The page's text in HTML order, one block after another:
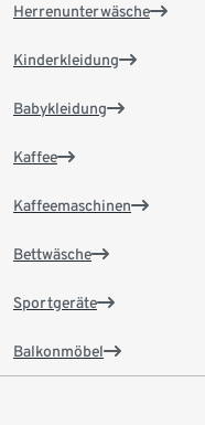
Herrenunterwäsche
Kinderkleidung
Babykleidung
Kaffee
Kaffeemaschinen
Bettwäsche
Sportgeräte
Balkonmöbel